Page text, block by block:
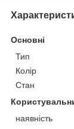
Основні
Тип
Колір
Стан
наявність